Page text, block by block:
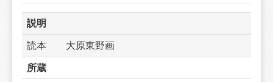
説明
読本　　大原東野画
所蔵